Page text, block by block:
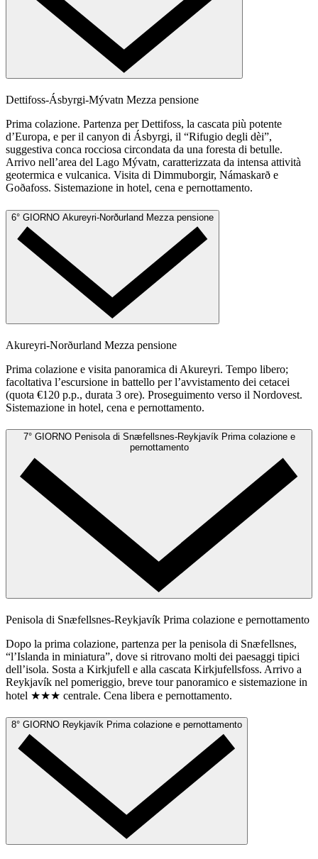
Dettifoss-Ásbyrgi-Mývatn Mezza pensione
Prima colazione. Partenza per Dettifoss, la cascata più potente
d’Europa, e per il canyon di Ásbyrgi, il “Rifugio degli dèi”,
suggestiva conca rocciosa circondata da una foresta di betulle.
Arrivo nell’area del Lago Mývatn, caratterizzata da intensa attività
geotermica e vulcanica. Visita di Dimmuborgir, Námaskarð e
Goðafoss. Sistemazione in hotel, cena e pernottamento.
6° GIORNO Akureyri-Norðurland Mezza pensione
Akureyri-Norðurland Mezza pensione
Prima colazione e visita panoramica di Akureyri. Tempo libero;
facoltativa l’escursione in battello per l’avvistamento dei cetacei
(quota €120 p.p., durata 3 ore). Proseguimento verso il Nordovest.
Sistemazione in hotel, cena e pernottamento.
7° GIORNO Penisola di Snæfellsnes-Reykjavík Prima colazione e
pernottamento
Penisola di Snæfellsnes-Reykjavík Prima colazione e pernottamento
Dopo la prima colazione, partenza per la penisola di Snæfellsnes,
“l’Islanda in miniatura”, dove si ritrovano molti dei paesaggi tipici
dell’isola. Sosta a Kirkjufell e alla cascata Kirkjufellsfoss. Arrivo a
Reykjavík nel pomeriggio, breve tour panoramico e sistemazione in
hotel ★★★ centrale. Cena libera e pernottamento.
8° GIORNO Reykjavík Prima colazione e pernottamento